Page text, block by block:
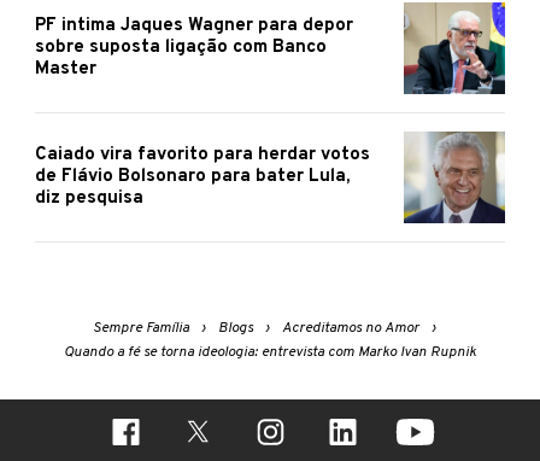
PF intima Jaques Wagner para depor
sobre suposta ligação com Banco
Master
Caiado vira favorito para herdar votos
de Flávio Bolsonaro para bater Lula,
diz pesquisa
Sempre Família Blogs
Acreditamos no Amor
Quando a fé se torna ideologia: entrevista com Marko Ivan Rupnik